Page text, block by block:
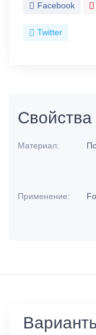
Facebook
Twitter
Материал:
Применение: